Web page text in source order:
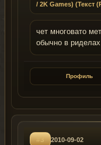
/ 2K Games) (Текст
чет многовато
обычно в
Профиль
#3 2010-09-02